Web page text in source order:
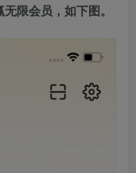
限会员，如下图。